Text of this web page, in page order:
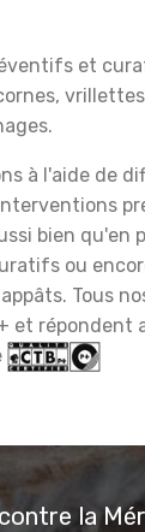
et
à l'aide de
bien qu'en
ou
Tous
et répondent
la